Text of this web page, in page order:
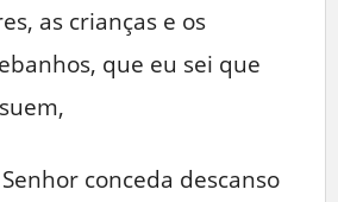
as crianças e os
que eu sei que
conceda descanso